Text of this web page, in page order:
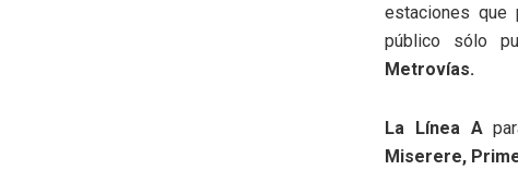
estaciones que
público sólo
Metrovías.
La Línea A
Miserere,